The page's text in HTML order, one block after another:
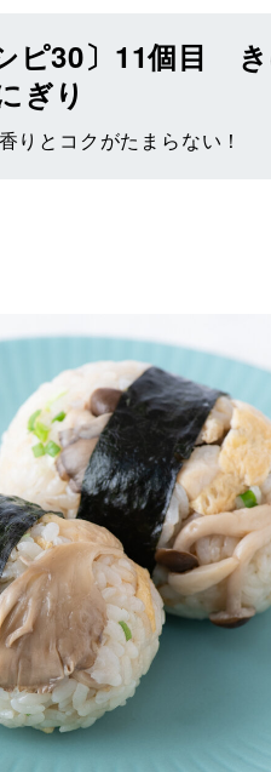
ピ30〕11個目
ぎり
りとコクがたまらない！